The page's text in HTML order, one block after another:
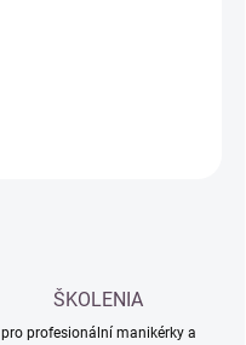
ŠKOLENIA
pro profesionální manikérky a